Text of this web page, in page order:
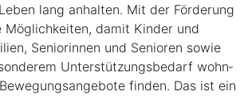
lang anhal­ten. Mit der För­de­rung
Mög­lich­kei­ten, damit Kin­der und
Senio­rin­nen und Senio­ren sowie
Unterstützungsbedarf wohn­
fin­den. Das ist ein